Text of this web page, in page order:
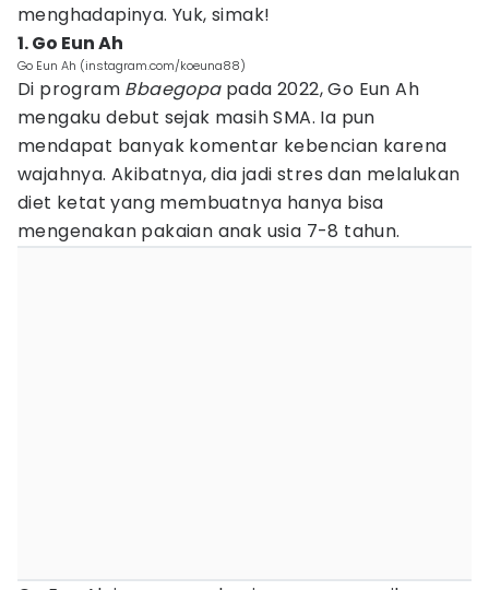
menghadapinya. Yuk, simak!
1. Go Eun Ah
Go Eun Ah (instagram.com/koeuna88)
Di program Bbaegopapada 2022, Go Eun Ah
mengaku debut sejak masih SMA. Ia pun
mendapat banyak komentar kebencian karena
wajahnya. Akibatnya, dia jadi stres dan melalukan
diet ketat yang membuatnya hanya bisa
mengenakan pakaian anak usia 7-8 tahun.